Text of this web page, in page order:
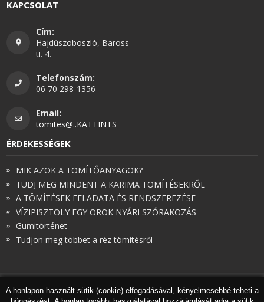
KAPCSOLAT
Cím:
Hajdúszoboszló, Baross
u. 4.
Telefonszám:
06 70 298-1356
Email:
tomites@..KATTINTS
ÉRDEKESSÉGEK
MIK AZOK A TÖMÍTŐANYAGOK?
TUDJ MEG MINDENT A KARIMA TÖMÍTÉSEKRŐL
A TÖMÍTÉSEK FELADATA ÉS RENDSZEREZÉSE
VÍZIPISZTOLY EGY ÖRÖK NYÁRI SZÓRAKOZÁS
Gumitörténet
Tudjon meg többet a réz tömítésről
© Török és Társai 2026 - Minden jog fenntartva
A honlapon használt sütik (cookie) elfogadásával, kényelmesebbé teheti a